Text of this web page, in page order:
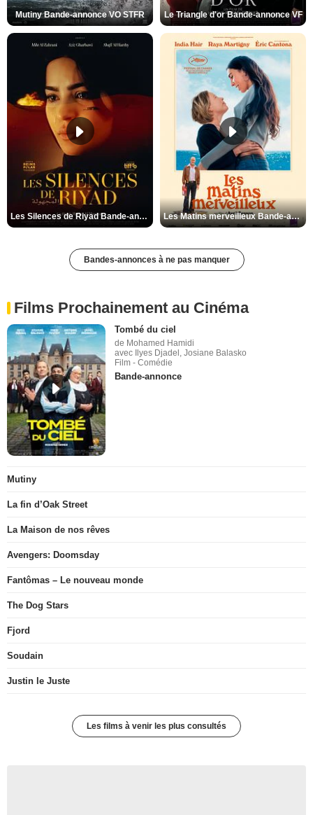
Mutiny Bande-annonce VO STFR Le Triangle d'or Bande-annonce VF
Les Silences de Riyad Bande-annonce VO STFR Les Matins merveilleux Bande-annonce VF
Bandes-annonces à ne pas manquer
Films Prochainement au Cinéma
Tombé du ciel
de Mohamed Hamidi
avec Ilyes Djadel, Josiane Balasko
Film - Comédie
Bande-annonce
Mutiny
La fin d’Oak Street
La Maison de nos rêves
Avengers: Doomsday
Fantômas – Le nouveau monde
The Dog Stars
Fjord
Soudain
Justin le Juste
Les films à venir les plus consultés